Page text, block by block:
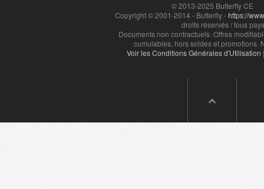
© 2013-2025 Butterfly CE
Copyright © 2001-2014 - Butterfly -https://
droits réservés / tous
Documents non contractuels. Offres
cumulables, hors soldes et promotions.
Voir les Conditions Générales d'Utilisation